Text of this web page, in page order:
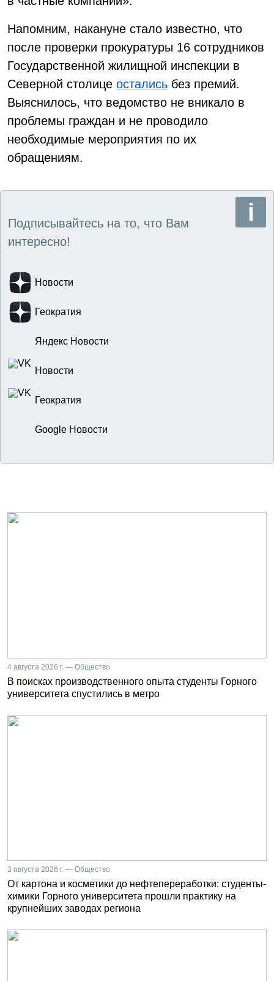
Напомним, накануне стало известно, что
после проверки прокуратуры 16 сотрудников
Государственной жилищной инспекции в
Северной столице остались без премий.
Выяснилось, что ведомство не вникало в
проблемы граждан и не проводило
необходимые мероприятия по их
обращениям.
Подписывайтесь на то, что Вам
интересно!
Новости
Геократия
Яндекс Новости
Новости
Геократия
Google Новости
4 августа 2026 г. — Общество
В поисках производственного опыта студенты Горного
университета спустились в метро
3 августа 2026 г. — Общество
От картона и косметики до нефтепереработки: студенты-
химики Горного университета прошли практику на
крупнейших заводах региона